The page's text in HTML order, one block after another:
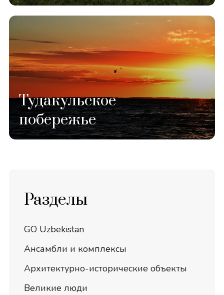
Тудакульское
побережье
Разделы
GO Uzbekistan
Ансамбли и комплексы
Архитектурно-исторические объекты
Великие люди